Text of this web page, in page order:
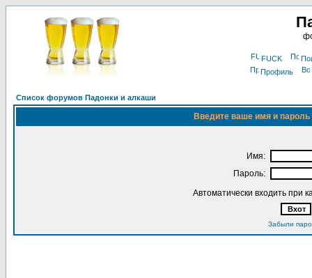
FUCK
Профиль
Список форумов Падонки и алкаши
Введите ваше имя и
Имя:
Пароль:
Автоматически входить при
Забыли